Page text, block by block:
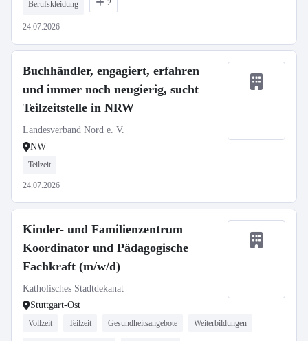
Berufskleidung 2
24.07.2026
Buchhändler, engagiert, erfahren
und immer noch neugierig, sucht
Teilzeitstelle in NRW
Landesverband Nord e. V.
NW
Teilzeit
24.07.2026
Kinder- und Familienzentrum
Koordinator und Pädagogische
Fachkraft (m/w/d)
Katholisches Stadtdekanat
Stuttgart-Ost
Vollzeit Teilzeit Gesundheitsangebote Weiterbildungen